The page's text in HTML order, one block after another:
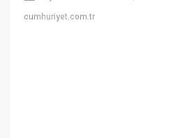
cumhuriyet.com.tr